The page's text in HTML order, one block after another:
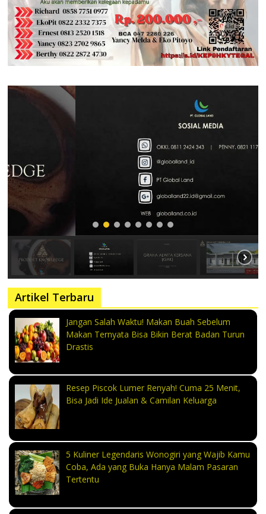
Artikel Terbaru
Jangan Salah Waktu! Makan Buah Sebelum
Makan Ternyata Bisa Bikin Berat Badan Turun
Drastis
Resep Piscok Lumer Renyah! Cuma 25 Menit,
Bisa Jadi Ide Jualan & Camilan Keluarga
5 Kuliner Legendaris Wonogiri yang Wajib Kamu
Coba, Ada yang Buka Hanya Malam Pasaran
Tertentu